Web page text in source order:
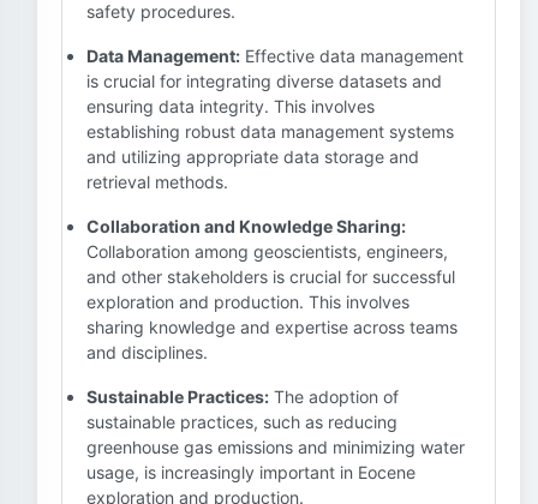
safety procedures.
Data Management: Effective data management
is crucial for integrating diverse datasets and
ensuring data integrity. This involves
establishing robust data management systems
and utilizing appropriate data storage and
retrieval methods.
Collaboration and Knowledge Sharing:
Collaboration among geoscientists, engineers,
and other stakeholders is crucial for successful
exploration and production. This involves
sharing knowledge and expertise across teams
and disciplines.
Sustainable Practices: The adoption of
sustainable practices, such as reducing
greenhouse gas emissions and minimizing water
usage, is increasingly important in Eocene
exploration and production.